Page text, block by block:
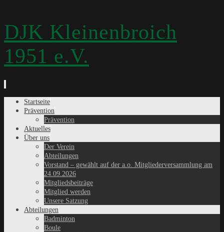
DJK Kleinenbroich
1951 e.V.
Zum
Inhalt
Startseite
Prävention
Prävention
Aktuelles
Über uns
Der Verein
Abteilungen
Vorstand – gewählt auf der a.o. Mitgliederversammlung am
24.09.2026
Mitgliedsbeiträge
Mitglied werden
Unsere Satzung
Abteilungen
Badminton
Boule